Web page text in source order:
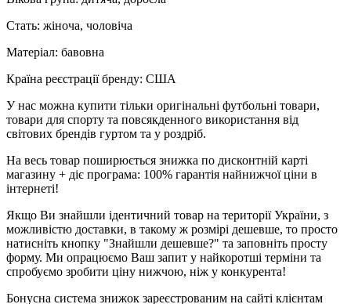
Стать: жіноча, чоловіча
Матеріал: бавовна
Країна реєстрації бренду: США
У нас можна купити тільки оригінальні футбольні товари,
товари для спорту та повсякденного використання від
світових брендів гуртом та у роздріб.
На весь товар поширюється знижка по дисконтній карті
магазину + діє програма: 100% гарантія найнижчої ціни в
інтернеті!
Якщо Ви знайшли ідентичний товар на території України, з
можливістю доставки, в такому ж розмірі дешевше, то просто
натисніть кнопку "Знайшли дешевше?" та заповніть просту
форму. Ми опрацюємо Ваш запит у найкоротші терміни та
спробуємо зробити ціну нижчою, ніж у конкурента!
Бонусна система знижок зареєстрованим на сайті клієнтам